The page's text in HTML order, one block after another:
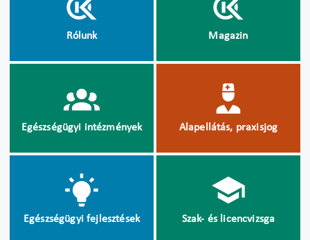
Rólunk Magazin
Egészségügyi intézmények Alapellátás, praxisjog
Egészségügyi fejlesztések Szak- és licencvizsga